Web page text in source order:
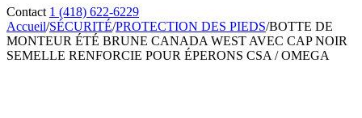
Contact 1 (418) 622-6229
Accueil/SÉCURITÉ/PROTECTION DES PIEDS/BOTTE DE
MONTEUR ÉTÉ BRUNE CANADA WEST AVEC CAP NOIR
SEMELLE RENFORCIE POUR ÉPERONS CSA / OMEGA